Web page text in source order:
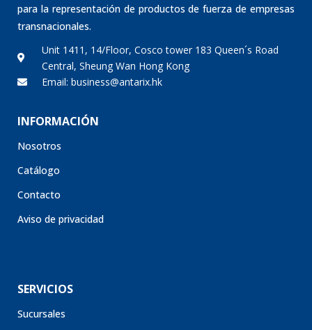
para la representación de productos de fuerza de empresas
transnacionales.
Unit 1411, 14/Floor, Cosco tower 183 Queen´s Road
Central, Sheung Wan Hong Kong
Email: business@antarix.hk
INFORMACIÓN
Nosotros
Catálogo
Contacto
Aviso de privacidad
SERVICIOS
Sucursales